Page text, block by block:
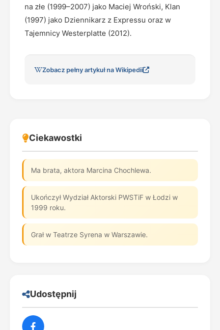
na złe (1999–2007) jako Maciej Wroński, Klan
(1997) jako Dziennikarz z Expressu oraz w
Tajemnicy Westerplatte (2012).
Zobacz pełny artykuł na Wikipedii
Ciekawostki
Ma brata, aktora Marcina Chochlewa.
Ukończył Wydział Aktorski PWSTiF w Łodzi w
1999 roku.
Grał w Teatrze Syrena w Warszawie.
Udostępnij